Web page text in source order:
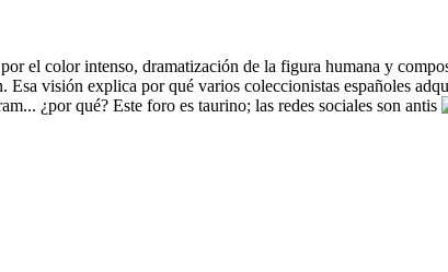
el color intenso, dramatización de la figura humana y
visión explica por qué varios coleccionistas españoles
¿por qué? Este foro es taurino; las redes sociales son antis